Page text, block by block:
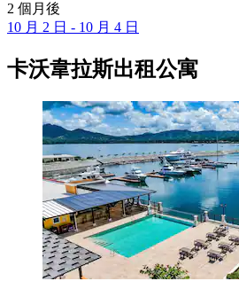
2 個月後
10 月 2 日 - 10 月 4 日
卡沃韋拉斯出租公寓